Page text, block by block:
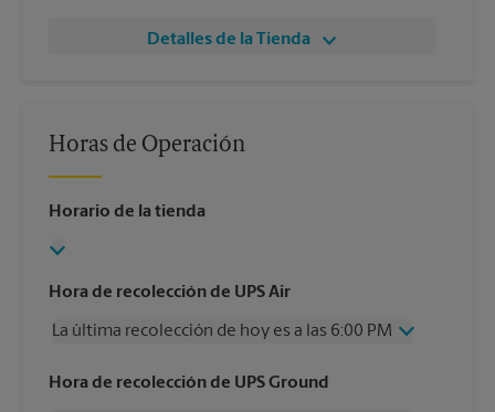
Detalles de la Tienda
Horas de Operación
Horario de la tienda
Hora de recolección de UPS Air
La última recolección de hoy es a las 6:00 PM
Miércoles
6:00 PM
Hora de recolección de UPS Ground